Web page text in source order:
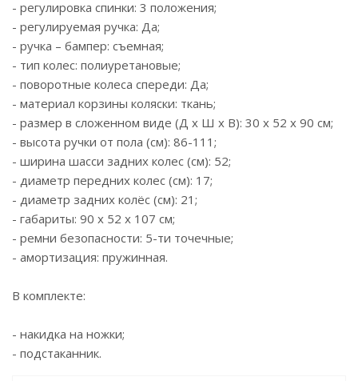
- регулировка спинки: 3 положения;
- регулируемая ручка: Да;
- ручка – бампер: съемная;
- тип колес: полиуретановые;
- поворотные колеса спереди: Да;
- материал корзины коляски: ткань;
- размер в сложенном виде (Д x Ш x В): 30 x 52 x 90 см;
- высота ручки от пола (см): 86-111;
- ширина шасси задних колес (см): 52;
- диаметр передних колес (см): 17;
- диаметр задних колёс (см): 21;
- габариты: 90 x 52 x 107 см;
- ремни безопасности: 5-ти точечные;
- амортизация: пружинная.
В комплекте:
- накидка на ножки;
- подстаканник.